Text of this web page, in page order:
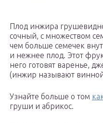
Плод инжира
сочный, с множеством
чем больше семечек
и нежнее плод. Этот
него готовят варенье,
(инжир называют
Узнайте больше о том
груши и абрикос.